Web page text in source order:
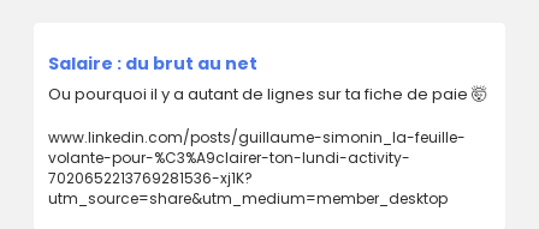
Salaire : du brut au net
Ou pourquoi il y a autant de lignes sur ta fiche de paie 🤯
www.linkedin.com/posts/guillaume-simonin_la-feuille-
volante-pour-%C3%A9clairer-ton-lundi-activity-
7020652213769281536-xj1K?
utm_source=share&utm_medium=member_desktop